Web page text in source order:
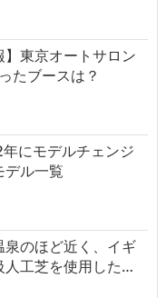
】東京オートサロン
たブースは？
にモデルチェンジ
デル一覧
泉のほど近く、イギ
人工芝を使用した…